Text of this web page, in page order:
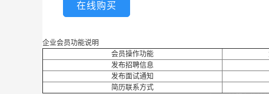
在线购买
企业会员功能说明
会员操作功能
发布招聘信息
发布面试通知
简历联系方式